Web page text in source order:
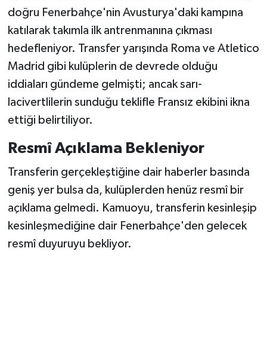
doğru Fenerbahçe'nin Avusturya'daki kampına
katılarak takımla ilk antrenmanına çıkması
hedefleniyor. Transfer yarışında Roma ve Atletico
Madrid gibi kulüplerin de devrede olduğu
iddiaları gündeme gelmişti; ancak sarı-
lacivertlilerin sunduğu teklifle Fransız ekibini ikna
ettiği belirtiliyor.
Resmî Açıklama Bekleniyor
Transferin gerçekleştiğine dair haberler basında
geniş yer bulsa da, kulüplerden henüz resmî bir
açıklama gelmedi. Kamuoyu, transferin kesinleşip
kesinleşmediğine dair Fenerbahçe'den gelecek
resmî duyuruyu bekliyor.